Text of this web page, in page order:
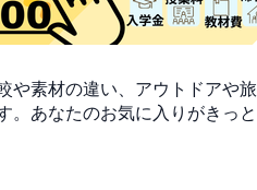
や素材の違い、アウトドア
あなたのお気に入りがきっ